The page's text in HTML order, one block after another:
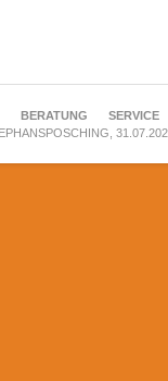
BERATUNG
SERVICE